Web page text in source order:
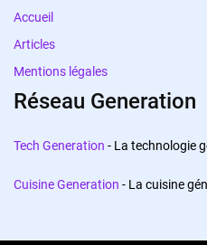
Accueil
Articles
Mentions légales
Réseau Generation
Tech Generation - La technologie
Cuisine Generation - La cuisine